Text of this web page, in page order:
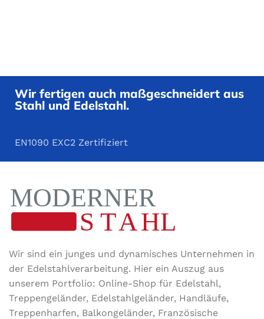
Wir fertigen auch maßgeschneidert aus
Stahl und Edelstahl.
EN1090 EXC2 Zertifiziert
Wir sind ein junges und dynamisches Unternehmen in
der Edel­stahl­ver­arbeitung. Hier ein Auszug aus
unserem Portfolio: Online-Shop für Edelstahl,
Treppengeländer, Edelstahlgeländer, Handläufe,
Treppenharfen, Balkongeländer, Französische